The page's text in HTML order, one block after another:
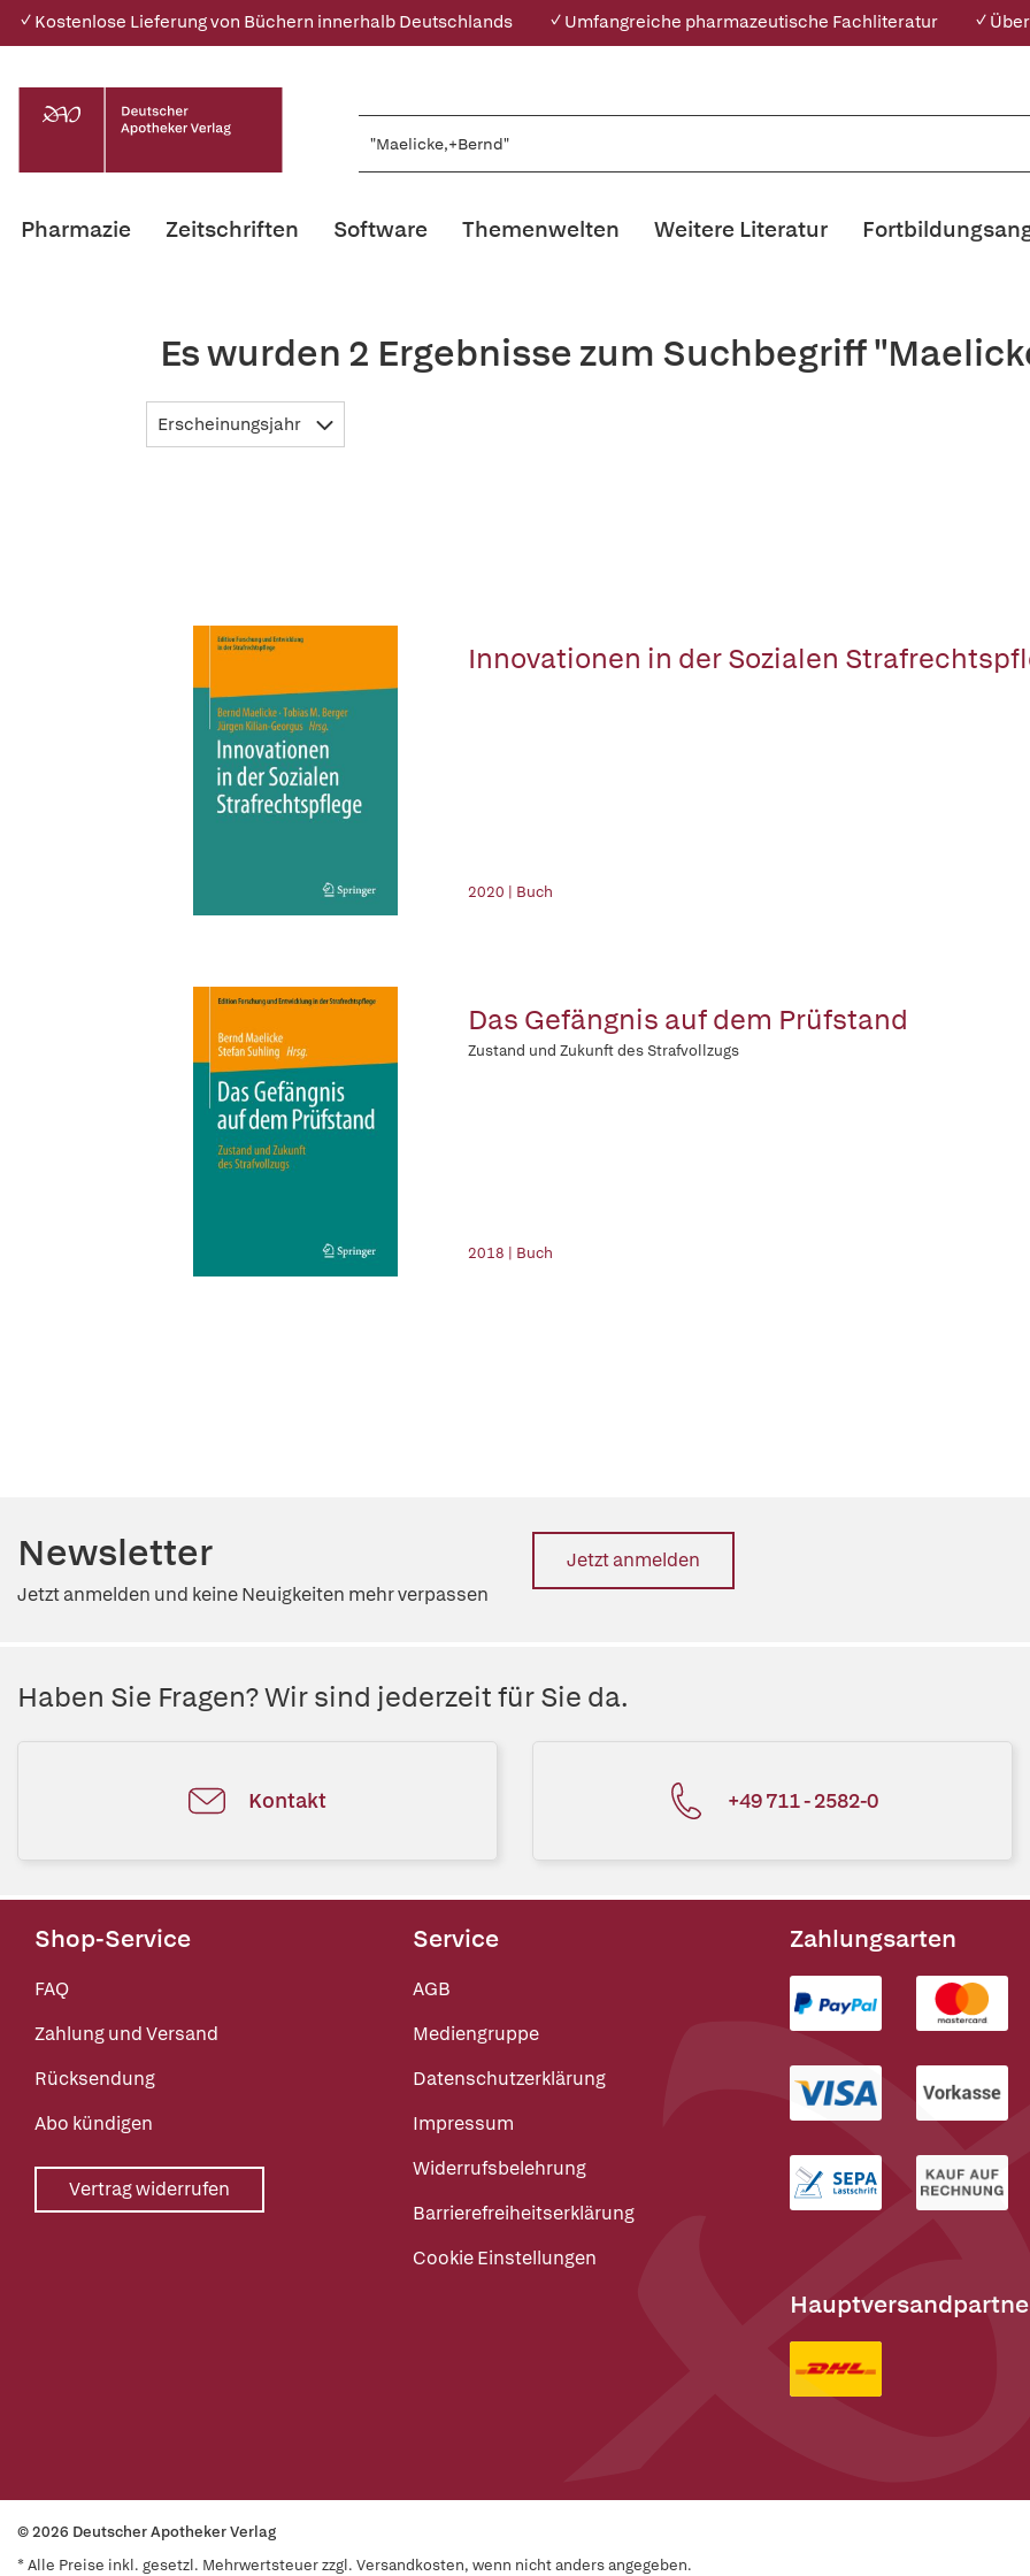
✓ Kostenlose Lieferung von Büchern innerhalb Deutschlands ✓ Umfangreiche pharmazeutische Fachliteratur ✓
Pharmazie Zeitschriften Software Themenwelten Weitere Literatur
Es wurden 2 Ergebnisse zum Suchbegriff
Erscheinungsjahr
Innovationen in der Sozialen
2020 | Buch
Das Gefängnis auf dem Prüfstand
Zustand und Zukunft des Strafvollzugs
2018 | Buch
Newsletter
Jetzt anmelden und keine Neuigkeiten mehr verpassen
Jetzt anmelden
Haben Sie Fragen? Wir sind jederzeit für Sie da.
Kontakt +49 711 - 2582-0
Shop-Service
FAQ
Zahlung und Versand
Rücksendung
Abo kündigen
Vertrag widerrufen
Service
AGB
Mediengruppe
Datenschutzerklärung
Impressum
Widerrufsbelehrung
Barrierefreiheitserklärung
Cookie Einstellungen
Zahlungsarten
© 2026 Deutscher Apotheker Verlag
* Alle Preise inkl. gesetzl. Mehrwertsteuer zzgl. Versandkosten, wenn nicht anders angegeben.